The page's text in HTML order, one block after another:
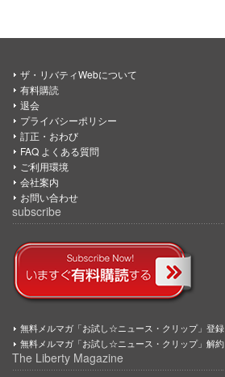
ザ・リバティWebについて
有料購読
退会
プライバシーポリシー
訂正・おわび
FAQ よくある質問
ご利用環境
会社案内
お問い合わせ
subscribe
無料メルマガ「お試し☆ニュース・クリップ」登録
無料メルマガ「お試し☆ニュース・クリップ」解約
The Liberty Magazine